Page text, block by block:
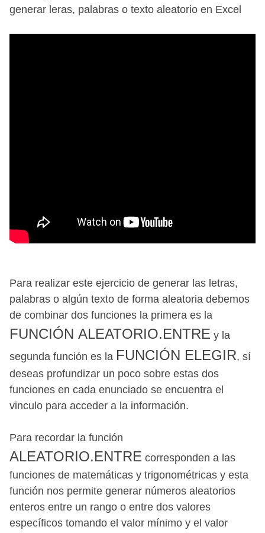
generar leras, palabras o texto aleatorio en Excel
Para realizar este ejercicio de generar las letras,
palabras o algún texto de forma aleatoria debemos
de combinar dos funciones la primera es la
FUNCIÓN ALEATORIO.ENTRE y la
segunda función es la FUNCIÓN ELEGIR, sí
deseas profundizar un poco sobre estas dos
funciones en cada enunciado se encuentra el
vinculo para acceder a la información.
Para recordar la función
ALEATORIO.ENTRE corresponden a las
funciones de matemáticas y trigonométricas y esta
función nos permite generar números aleatorios
enteros entre un rango o entre dos valores
específicos tomando el valor mínimo y el valor